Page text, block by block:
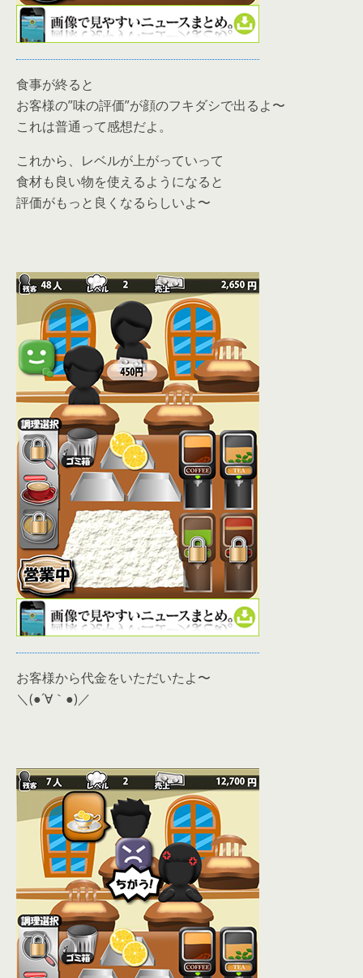
食事が終ると
お客様の”味の評価”が顔のフキダシで出るよ〜
これは普通って感想だよ。
これから、レベルが上がっていって
食材も良い物を使えるようになると
評価がもっと良くなるらしいよ〜
お客様から代金をいただいたよ〜
＼(●´∀｀●)／